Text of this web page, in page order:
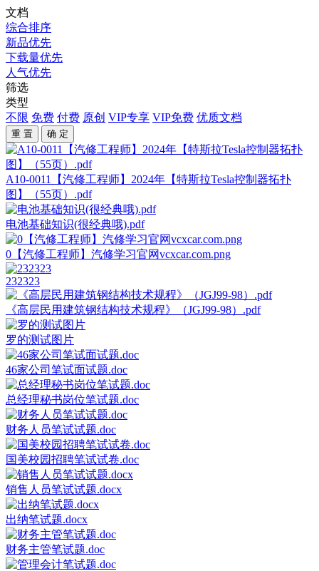
文档
综合排序
新品优先
下载量优先
人气优先
筛选
类型
不限 免费 付费 原创 VIP专享 VIP免费 优质文档
重 置 确 定
A10-0011【汽修工程师】2024年【特斯拉Tesla控制器拓扑
图】（55页）.pdf
电池基础知识(很经典哦).pdf
0【汽修工程师】汽修学习官网vcxcar.com.png
232323
《高层民用建筑钢结构技术规程》（JGJ99-98）.pdf
罗的测试图片
46家公司笔试面试题.doc
总经理秘书岗位笔试题.doc
财务人员笔试试题.doc
国美校园招聘笔试试卷.doc
销售人员笔试试题.docx
出纳笔试题.docx
财务主管笔试题.doc